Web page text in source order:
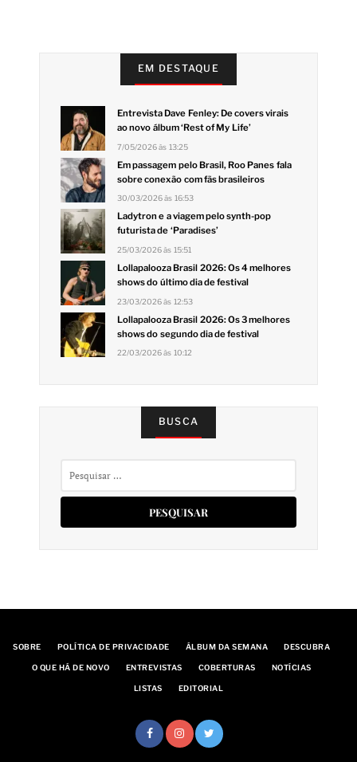
EM DESTAQUE
Entrevista Dave Fenley: De covers virais
ao novo álbum ‘Rest of My Life’
7/05/2026 às 13:25
Em passagem pelo Brasil, Roo Panes fala
sobre conexão com fãs brasileiros
30/03/2026 às 16:53
Ladytron e a viagem pelo synth-pop
futurista de ‘Paradises’
25/03/2026 às 15:51
Lollapalooza Brasil 2026: Os 4 melhores
shows do último dia de festival
23/03/2026 às 12:53
Lollapalooza Brasil 2026: Os 3 melhores
shows do segundo dia de festival
22/03/2026 às 10:12
BUSCA
SOBRE POLÍTICA DE PRIVACIDADE ÁLBUM DA SEMANA DESCUBRA
O QUE HÁ DE NOVO ENTREVISTAS COBERTURAS NOTÍCIAS
LISTAS EDITORIAL